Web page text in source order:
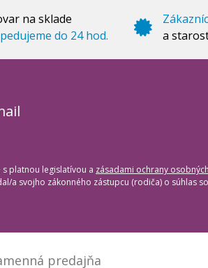
na sklade
do 24 hod.
a
platnou legislatívou a zásadami ochrany
a svojho zákonného zástupcu (rodiča) o súhlas
predajňa